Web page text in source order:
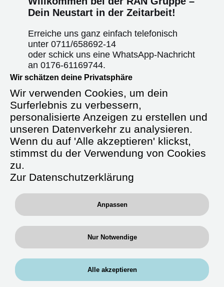
Dein Neustart in der Zeitarbeit!
Erreiche uns ganz einfach telefonisch
unter 0711/658692-14
oder schick uns eine WhatsApp-Nachricht
an 0176-61169744.
Starte durch in der Zeitarbeit als
Fachkrankenpfleger (m/w/d)
Deine Tätigkeit:
Fachbereiche:
Arbeite auf Stationen, in denen du
Intensivstationen und/ oder
Wir schätzen deine Privatsphäre
Wir verwenden Cookies, um dein
Surferlebnis zu verbessern,
personalisierte Anzeigen zu erstellen und
unseren Datenverkehr zu analysieren.
Wenn du auf 'Alle akzeptieren' klickst,
stimmst du der Verwendung von Cookies
zu.
Zur Datenschutzerklärung
Anpassen
Nur Notwendige
Alle akzeptieren